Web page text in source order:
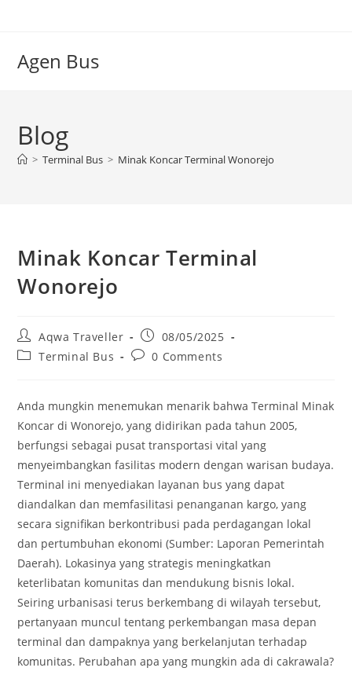
Agen Bus
Blog
> Terminal Bus > Minak Koncar Terminal Wonorejo
Minak Koncar Terminal
Wonorejo
Post
author:
Aqwa Traveller
Post
published:
08/05/2025
PostTerminal Bus
Post0 Comments
Anda mungkin menemukan menarik bahwa Terminal Minak
Koncar di Wonorejo, yang didirikan pada tahun 2005,
berfungsi sebagai pusat transportasi vital yang
menyeimbangkan fasilitas modern dengan warisan budaya.
Terminal ini menyediakan layanan bus yang dapat
diandalkan dan memfasilitasi penanganan kargo, yang
secara signifikan berkontribusi pada perdagangan lokal
dan pertumbuhan ekonomi (Sumber: Laporan Pemerintah
Daerah). Lokasinya yang strategis meningkatkan
keterlibatan komunitas dan mendukung bisnis lokal.
Seiring urbanisasi terus berkembang di wilayah tersebut,
pertanyaan muncul tentang perkembangan masa depan
terminal dan dampaknya yang berkelanjutan terhadap
komunitas. Perubahan apa yang mungkin ada di cakrawala?